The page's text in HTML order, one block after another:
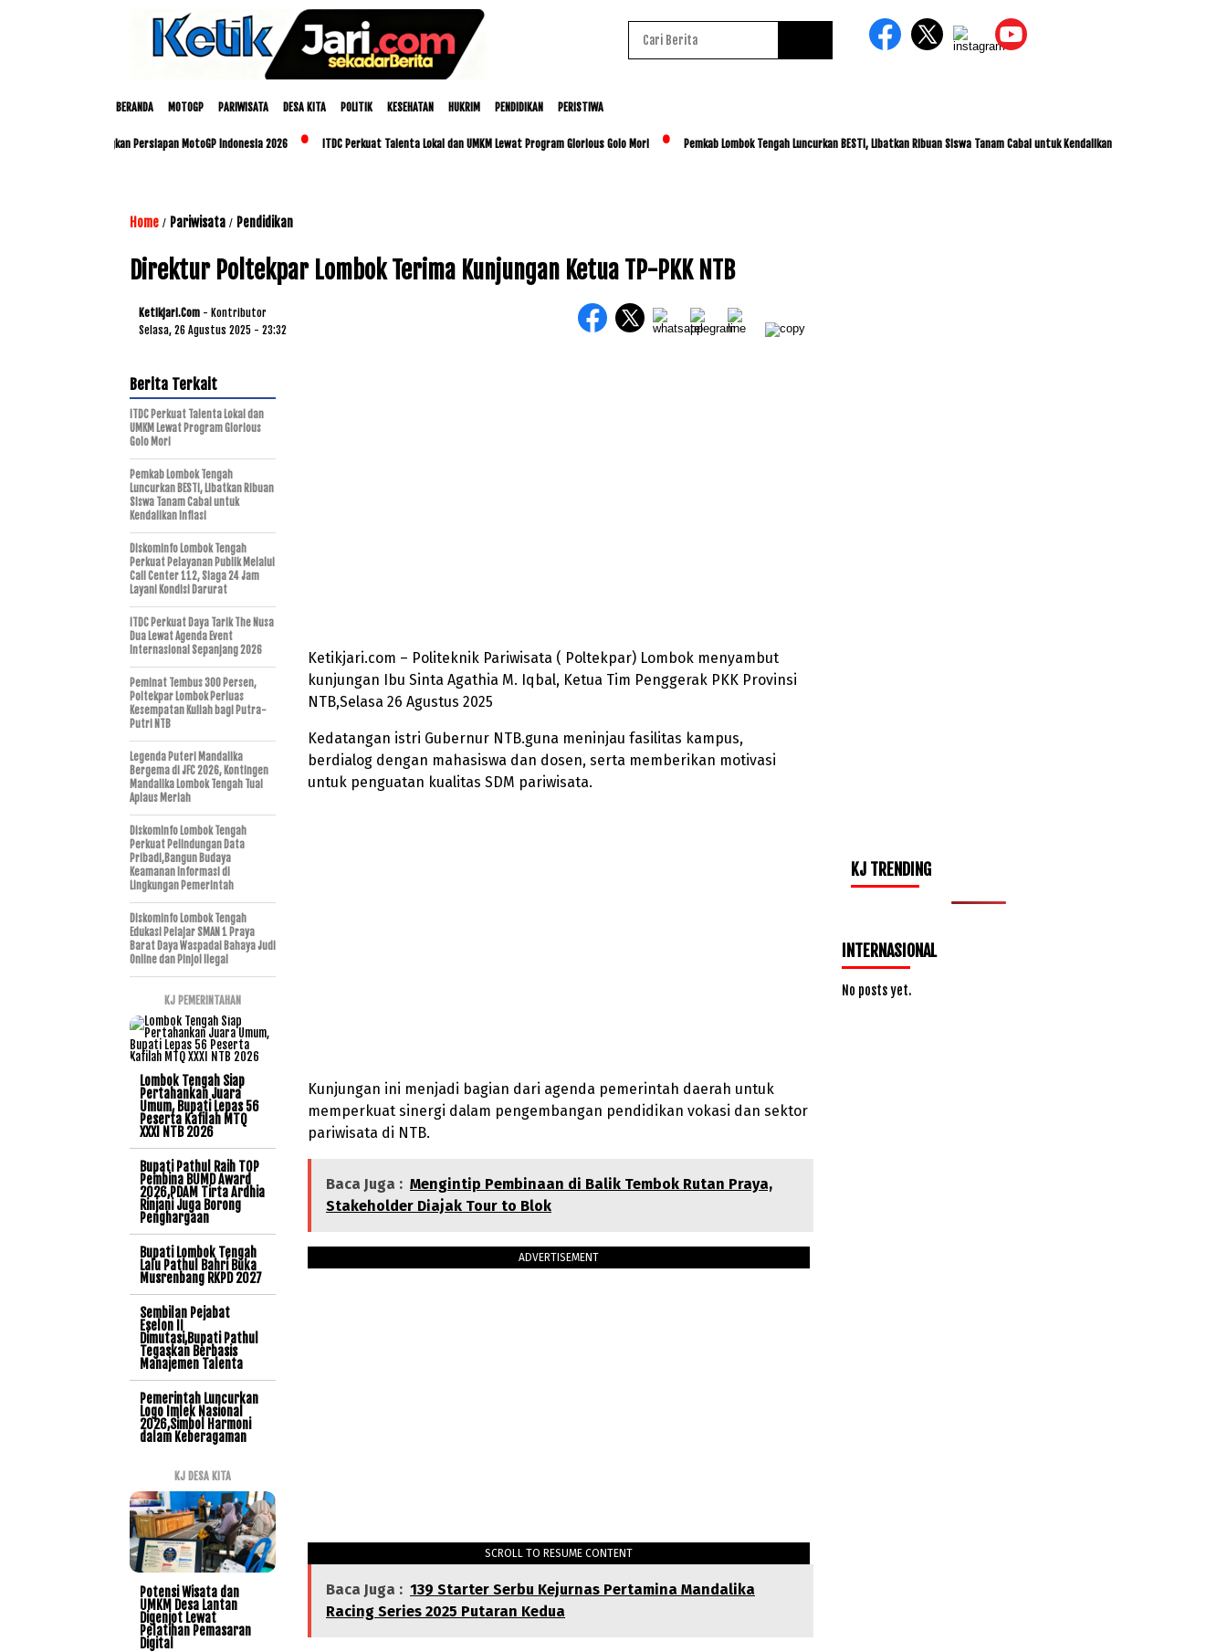
BERANDA MOTOGP PARIWISATA DESA KITA POLITIK KESEHATAN HUKRIM PENDIDIKAN PERISTIWA
NTB Matangkan Persiapan MotoGP Indonesia 2026 ITDC Perkuat Talenta Lokal dan UMKM Lewat Program Glorious Golo Mori Pemkab Lombok Tengah Luncurkan BESTI, Libatkan Ribuan Siswa Tanam Cabai untuk Kendalikan Inflasi
Home / Pariwisata / Pendidikan
Direktur Poltekpar Lombok Terima Kunjungan Ketua TP-PKK NTB
Ketikjari.com - Kontributor
Selasa, 26 Agustus 2025 - 23:32
Ketikjari.com – Politeknik Pariwisata ( Poltekpar) Lombok menyambut
kunjungan Ibu Sinta Agathia M. Iqbal, Ketua Tim Penggerak PKK Provinsi
NTB,Selasa 26 Agustus 2025
Kedatangan istri Gubernur NTB.guna meninjau fasilitas kampus,
berdialog dengan mahasiswa dan dosen, serta memberikan motivasi
untuk penguatan kualitas SDM pariwisata.
Kunjungan ini menjadi bagian dari agenda pemerintah daerah untuk
memperkuat sinergi dalam pengembangan pendidikan vokasi dan sektor
pariwisata di NTB.
Baca Juga : Mengintip Pembinaan di Balik Tembok Rutan Praya,
Stakeholder Diajak Tour to Blok
ADVERTISEMENT
SCROLL TO RESUME CONTENT
Baca Juga : 139 Starter Serbu Kejurnas Pertamina Mandalika
Racing Series 2025 Putaran Kedua
Berita Terkait
ITDC Perkuat Talenta Lokal dan
UMKM Lewat Program Glorious
Golo Mori
Pemkab Lombok Tengah
Luncurkan BESTI, Libatkan Ribuan
Siswa Tanam Cabai untuk
Kendalikan Inflasi
Diskominfo Lombok Tengah
Perkuat Pelayanan Publik Melalui
Call Center 112, Siaga 24 Jam
Layani Kondisi Darurat
ITDC Perkuat Daya Tarik The Nusa
Dua Lewat Agenda Event
Internasional Sepanjang 2026
Peminat Tembus 300 Persen,
Poltekpar Lombok Perluas
Kesempatan Kuliah bagi Putra-
Putri NTB
Legenda Puteri Mandalika
Bergema di JFC 2026, Kontingen
Mandalika Lombok Tengah Tuai
Aplaus Meriah
Diskominfo Lombok Tengah
Perkuat Pelindungan Data
Pribadi,Bangun Budaya
Keamanan Informasi di
Lingkungan Pemerintah
Diskominfo Lombok Tengah
Edukasi Pelajar SMAN 1 Praya
Barat Daya Waspadai Bahaya Judi
Online dan Pinjol Ilegal
KJ PEMERINTAHAN
Lombok Tengah Siap
Pertahankan Juara
Umum, Bupati Lepas 56
Peserta Kafilah MTQ
XXXI NTB 2026
Bupati Pathul Raih TOP
Pembina BUMD Award
2026,PDAM Tirta Ardhia
Rinjani Juga Borong
Penghargaan
Bupati Lombok Tengah
Lalu Pathul Bahri Buka
Musrenbang RKPD 2027
Sembilan Pejabat
Eselon II
Dimutasi,Bupati Pathul
Tegaskan Berbasis
Manajemen Talenta
Pemerintah Luncurkan
Logo Imlek Nasional
2026,Simbol Harmoni
dalam Keberagaman
KJ DESA KITA
Potensi Wisata dan
UMKM Desa Lantan
Digenjot Lewat
Pelatihan Pemasaran
Digital
KJ TRENDING
INTERNASIONAL
No posts yet.